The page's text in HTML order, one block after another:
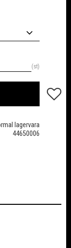
st
Lägg
lagervara
44650006